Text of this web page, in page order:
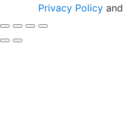
Privacy Policyand